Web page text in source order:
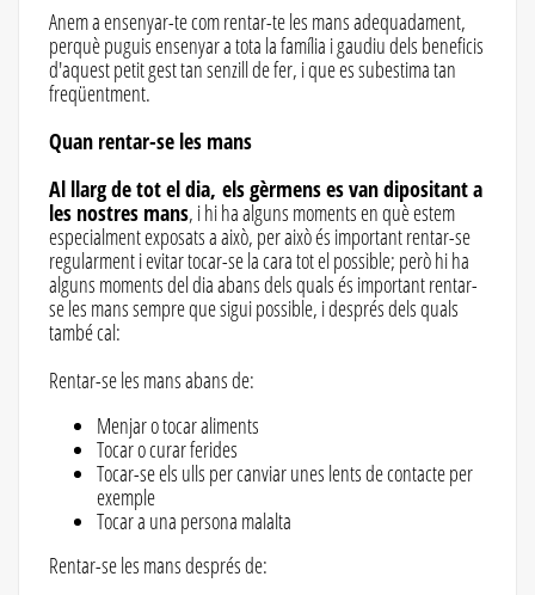
Anem a ensenyar-te com rentar-te les mans adequadament,
perquè puguis ensenyar a tota la família i gaudiu dels beneficis
d'aquest petit gest tan senzill de fer, i que es subestima tan
freqüentment.
Quan rentar-se les mans
Al llarg de tot el dia, els gèrmens es van dipositant a
les nostres mans, i hi ha alguns moments en què estem
especialment exposats a això, per això és important rentar-se
regularment i evitar tocar-se la cara tot el possible; però hi ha
alguns moments del dia abans dels quals és important rentar-
se les mans sempre que sigui possible, i després dels quals
també cal:
Rentar-se les mans abans de:
Menjar o tocar aliments
Tocar o curar ferides
Tocar-se els ulls per canviar unes lents de contacte per
exemple
Tocar a una persona malalta
Rentar-se les mans després de: